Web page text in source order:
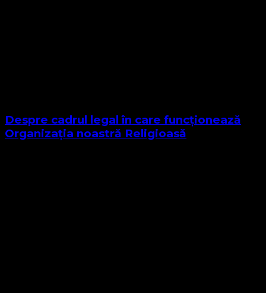
Despre cadrul legal în care funcționează
Organizația noastră Religioasă